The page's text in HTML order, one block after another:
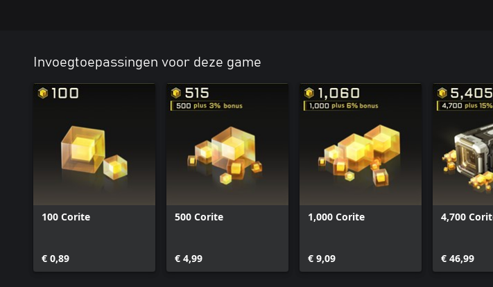
Invoegtoepassingen voor deze game
100 Corite
€ 0,89
500 Corite
€ 4,99
1,000 Corite
€ 9,09
4,700
€ 46,99